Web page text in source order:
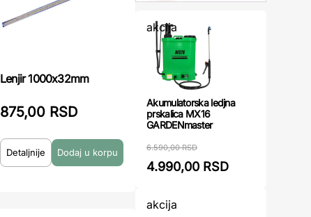
Lenjir 1000x32mm
875,00 RSD
Detaljnije
akcija
Akumulatorska ledjna
prskalica MX16
GARDENmaster
6.590,00 RSD
4.990,00 RSD
akcija